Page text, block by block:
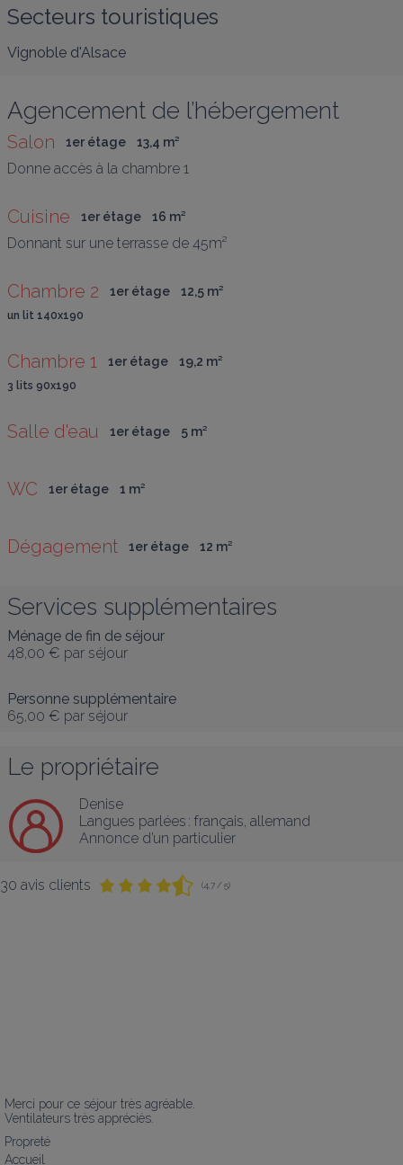
Secteurs touristiques
Vignoble d'Alsace
Agencement de l’hébergement
Salon 1er étage 13,4 m²
Donne accès à la chambre 1
Cuisine 1er étage 16 m²
Donnant sur une terrasse de 45m²
Chambre 2 1er étage 12,5 m²
un lit 140x190
Chambre 1 1er étage 19,2 m²
3 lits 90x190
Salle d'eau 1er étage 5 m²
WC 1er étage 1 m²
Dégagement 1er étage 12 m²
Services supplémentaires
Ménage de fin de séjour
48,00 € par séjour
Personne supplémentaire
65,00 € par séjour
Le propriétaire
Denise
Langues parlées : français, allemand
Annonce d’un particulier
30 avis clients (4,7 / 5)
Merci pour ce séjour très agréable.
Ventilateurs très appréciés.
Propreté
Accueil